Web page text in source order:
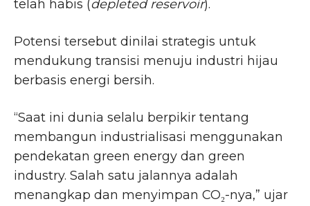
telah habis (depleted reservoir).
Potensi tersebut dinilai strategis untuk
mendukung transisi menuju industri hijau
berbasis energi bersih.
“Saat ini dunia selalu berpikir tentang
membangun industrialisasi menggunakan
pendekatan green energy dan green
industry. Salah satu jalannya adalah
menangkap dan menyimpan CO₂-nya,” ujar